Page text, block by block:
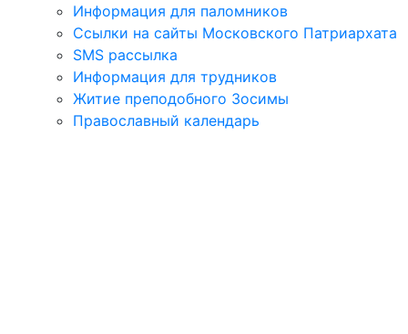
Информация для паломников
Ссылки на сайты Московского Патриархата
SMS рассылка
Информация для трудников
Житие преподобного Зосимы
Православный календарь